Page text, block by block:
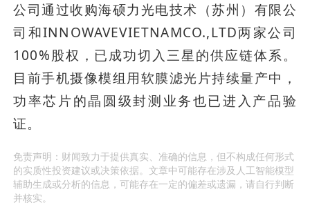
公司通过收购海硕力光电技术（苏州）有限公
司和INNOWAVEVIETNAMCO.,LTD两家公司
100%股权，已成功切入三星的供应链体系。
目前手机摄像模组用软膜滤光片持续量产中，
功率芯片的晶圆级封测业务也已进入产品验
证。
免责声明：财闻致力于提供真实、准确的信息，但不构成任何形式
的实质性投资建议或决策依据。文章中可能存在涉及人工智能模型
辅助生成或分析的信息，可能存在一定的偏差或遗漏，请自行判断
并核实。